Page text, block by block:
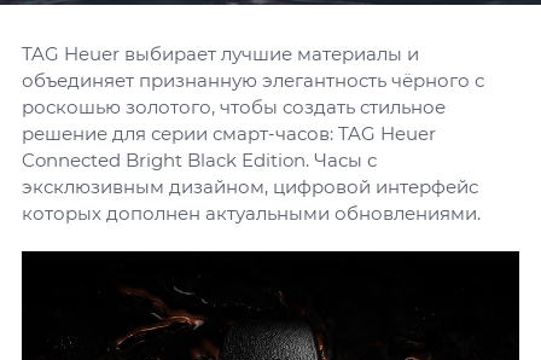
TAG Heuer выбирает лучшие материалы и
объединяет признанную элегантность чёрного с
роскошью золотого, чтобы создать стильное
решение для серии смарт-часов: TAG Heuer
Connected Bright Black Edition. Часы с
эксклюзивным дизайном, цифровой интерфейс
которых дополнен актуальными обновлениями.